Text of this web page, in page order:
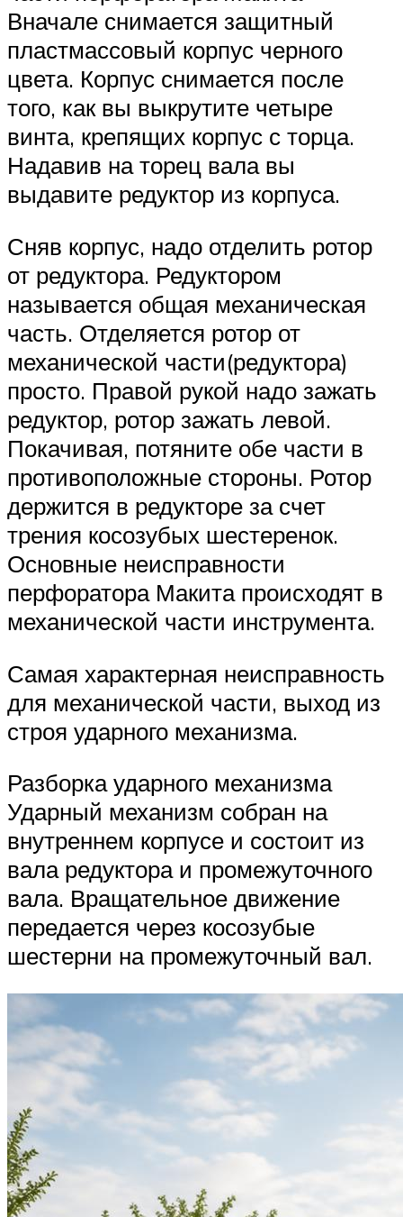
Вначале снимается защитный
пластмассовый корпус черного
цвета. Корпус снимается после
того, как вы выкрутите четыре
винта, крепящих корпус с торца.
Надавив на торец вала вы
выдавите редуктор из корпуса.
Сняв корпус, надо отделить ротор
от редуктора. Редуктором
называется общая механическая
часть. Отделяется ротор от
механической части(редуктора)
просто. Правой рукой надо зажать
редуктор, ротор зажать левой.
Покачивая, потяните обе части в
противоположные стороны. Ротор
держится в редукторе за счет
трения косозубых шестеренок.
Основные неисправности
перфоратора Макита происходят в
механической части инструмента.
Самая характерная неисправность
для механической части, выход из
строя ударного механизма.
Разборка ударного механизма
Ударный механизм собран на
внутреннем корпусе и состоит из
вала редуктора и промежуточного
вала. Вращательное движение
передается через косозубые
шестерни на промежуточный вал.